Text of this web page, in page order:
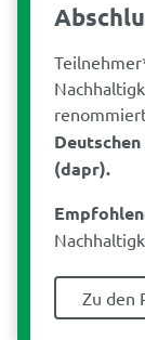
(dapr).
Zu den